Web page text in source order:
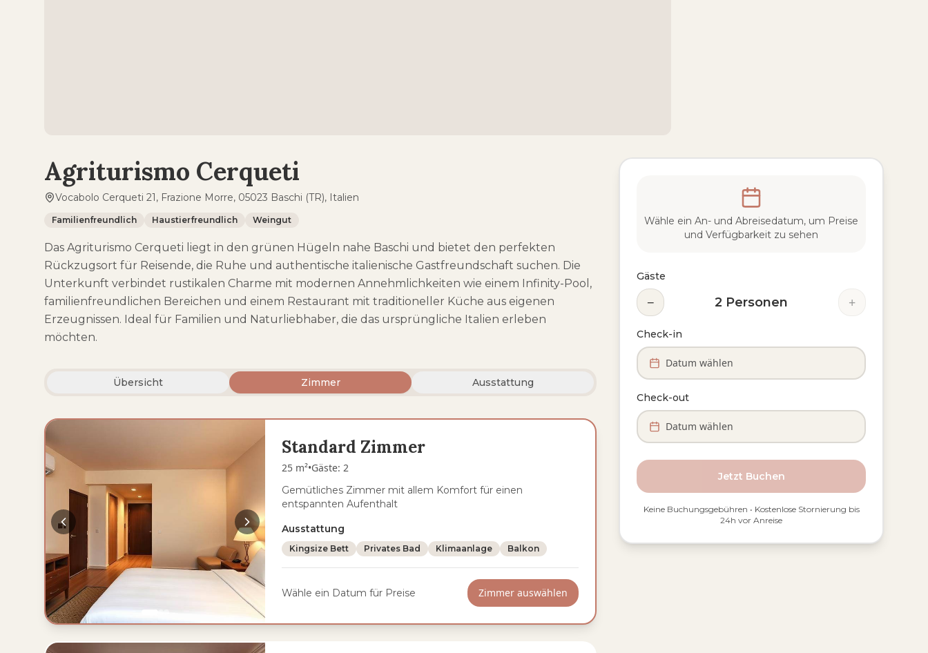
Agriturismo Cerqueti
Vocabolo Cerqueti 21, Frazione Morre, 05023 Baschi (TR), Italien
Familienfreundlich Haustierfreundlich Weingut
Das Agriturismo Cerqueti liegt in den grünen Hügeln nahe Baschi und bietet den perfekten
Rückzugsort für Reisende, die Ruhe und authentische italienische Gastfreundschaft suchen. Die
Unterkunft verbindet rustikalen Charme mit modernen Annehmlichkeiten wie einem Infinity-Pool,
familienfreundlichen Bereichen und einem Restaurant mit traditioneller Küche aus eigenen
Erzeugnissen. Ideal für Familien und Naturliebhaber, die das ursprüngliche Italien erleben
möchten.
Übersicht Zimmer Ausstattung
Standard Zimmer
25 m²•Gäste:2
Gemütliches Zimmer mit allem Komfort für einen
entspannten Aufenthalt
Ausstattung
Kingsize Bett Privates Bad Klimaanlage Balkon
Wähle ein Datum für Preise Zimmer auswählen
Wähle ein An- und Abreisedatum, um Preise
und Verfügbarkeit zu sehen
Gäste
− 2 Personen +
Check-in
Datum wählen
Check-out
Datum wählen
Jetzt Buchen
Keine Buchungsgebühren • Kostenlose Stornierung bis
24h vor Anreise